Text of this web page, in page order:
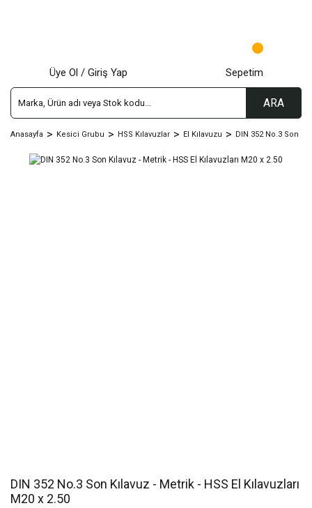
ARA
Üye Ol / Giriş Yap Sepetim
Anasayfa Kesici Grubu HSS Kılavuzlar El Kılavuzu DIN 352 No.3 Son
DIN 352 No.3 Son Kılavuz - Metrik - HSS El Kılavuzları
M20 x 2.50